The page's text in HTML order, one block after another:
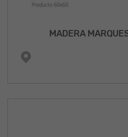
MADERA